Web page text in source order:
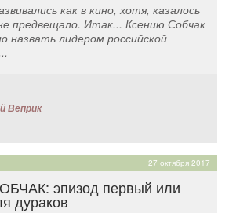
как в кино, хотя, казалось
предвещало. Итак... Ксению Собчак
назвать лидером российской
Веприк
27 октября 2017
эпизод первый или
дураков